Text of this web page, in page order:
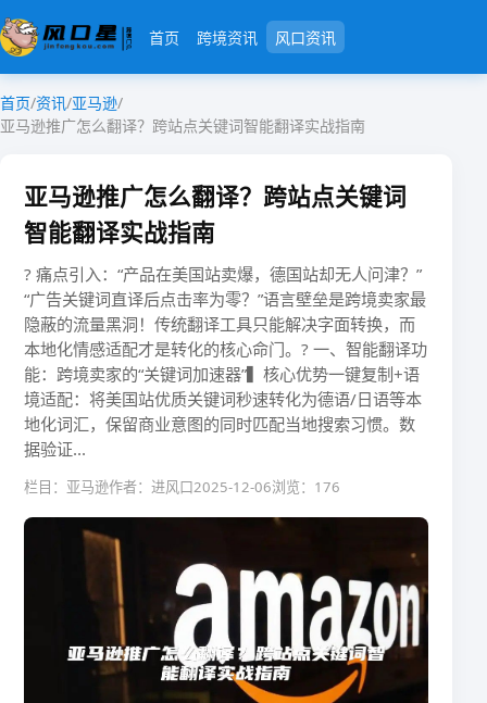
首页 跨境资讯 风口资讯
首页/资讯/亚马逊/
亚马逊推广怎么翻译？跨站点关键词智能翻译实战指南
亚马逊推广怎么翻译？跨站点关键词
智能翻译实战指南
​​? 痛点引入：​​“产品在美国站卖爆，德国站却无人问津？”
“广告关键词直译后点击率为零？”语言壁垒是跨境卖家最
隐蔽的流量黑洞！传统翻译工具只能解决字面转换，而​​
本地化情感适配才是转化的核心命门​​。? 一、智能翻译功
能：跨境卖家的“关键词加速器”​​▍核心优势​​​​一键复制+语
境适配​​：将美国站优质关键词秒速转化为德语/日语等本
地化词汇，保留商业意图的同时匹配当地搜索习惯。​​数
据验证​...
栏目：亚马逊作者：进风口2025-12-06浏览：176